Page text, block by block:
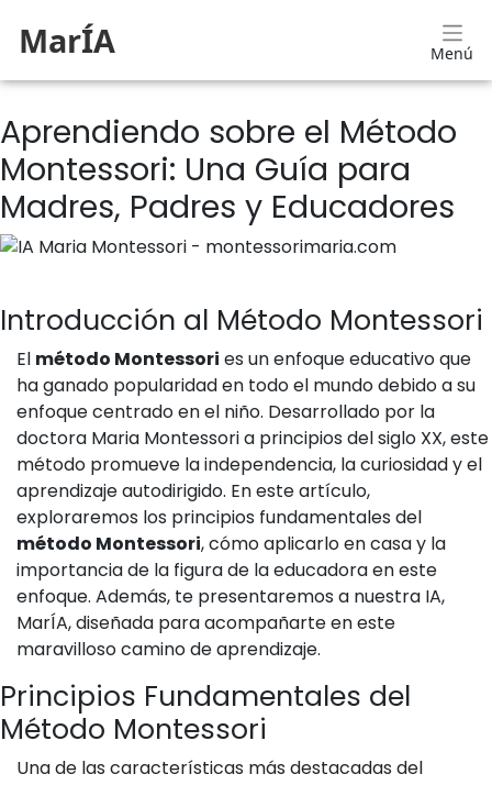
MarÍA Menú
Aprendiendo sobre el Método
Montessori: Una Guía para
Madres, Padres y Educadores
Introducción al Método Montessori
El método Montessori es un enfoque educativo que
ha ganado popularidad en todo el mundo debido a su
enfoque centrado en el niño. Desarrollado por la
doctora Maria Montessori a principios del siglo XX, este
método promueve la independencia, la curiosidad y el
aprendizaje autodirigido. En este artículo,
exploraremos los principios fundamentales del
método Montessori, cómo aplicarlo en casa y la
importancia de la figura de la educadora en este
enfoque. Además, te presentaremos a nuestra IA,
MarÍA, diseñada para acompañarte en este
maravilloso camino de aprendizaje.
Principios Fundamentales del
Método Montessori
Una de las características más destacadas del